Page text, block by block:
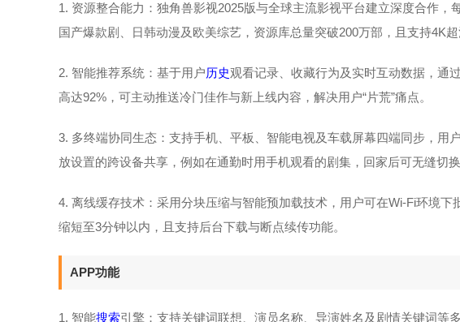
1. 资源整合能力：独角兽影视2025版与全球主流影视平台建立深度合作，
国产爆款剧、日韩动漫及欧美综艺，资源库总量突破200万部，且支持4K超
2. 智能推荐系统：基于用户历史观看记录、收藏行为及实时互动数据，通
高达92%，可主动推送冷门佳作与新上线内容，解决用户“片荒”痛点。
3. 多终端协同生态：支持手机、平板、智能电视及车载屏幕四端同步，用
放设置的跨设备共享，例如在通勤时用手机观看的剧集，回家后可无缝切换
4. 离线缓存技术：采用分块压缩与智能预加载技术，用户可在Wi-Fi环境
缩短至3分钟以内，且支持后台下载与断点续传功能。
APP功能
1. 智能搜索引擎：支持关键词联想、演员名称、导演姓名及剧情关键词等